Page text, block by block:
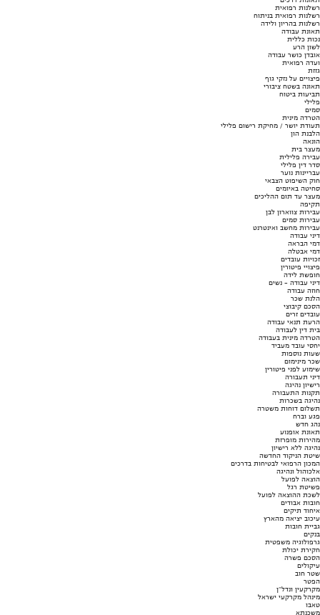
רשלנות רפואית
רשלנות רפואית בניתוח
רשלנות בהריון ולידה
תאונת עבודה
נכות כללית
לשון הרע
אובדן כושר עבודה
ועדה רפואית
גזזת
פיצויים על נזקי גוף
תאונה בשטח ציבורי
תביעות ביטוח
פלילי
סמים
הטרדה מינית
תעודת יושר / מחיקת רישום פלילי
הלבנת הון
הונאה
מעצר בית
עבירה פלילית
סדר דין פלילי
עבריינות נוער
חוק השיפוט הצבאי
סחיטה באיומים
מעצר עד תום ההליכים
תקיפה
עבירות צווארון לבן
עבירות סמים
עבירות מחשב ואינטרנט
דיני עבודה
דמי הבראה
דמי אבטלה
זכויות עובדים
פיצויי פיטורין
חופשת לידה
דיני עבודה - נשים
חוזה עבודה
הלנת שכר
הסכם קיבוצי
עובדים זרים
הרעת תנאי עבודה
בית דין לעבודה
הטרדה מינית בעבודה
יחסי עובד מעביד
שעות נוספות
שכר מינימום
שימוע לפני פיטורין
דיני תעבורה
רישיון נהיגה
תקנות התעבורה
נהיגה בשכרות
תשלום דוחות משטרה
פגע וברח
נהג חדש
תאונת אופנוע
מהירות מופרזת
נהיגה ללא רישיון
שיטת הניקוד החדשה
המכון הרפואי לבטיחות בדרכים
אלכוהול ונהיגה
הוצאה לפועל
פשיטת רגל
לשכת ההוצאה לפועל
חובות אבודים
איחוד תיקים
עיכוב יציאה מהארץ
גביית חובות
בנקים
גרפולוגיה משפטית
חקירת יכולת
הסכם פשרה
עיקולים
שטר חוב
הפטר
מקרקעין ונדל"ן
מינהל מקרקעי ישראל
טאבו
משכנתא